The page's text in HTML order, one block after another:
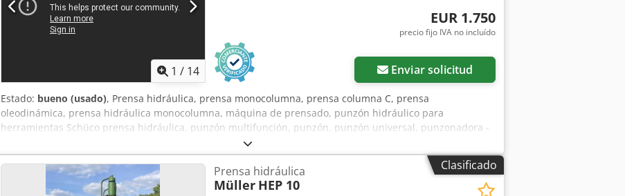
1 / 14
EUR 1.750
precio fijo IVA no incluído
Enviar solicitud
Estado: bueno (usado), Prensa hidráulica, prensa monocolumna, prensa columna C, prensa
oleodinámica, prensa hidráulica monocolumna, máquina de prensado, punzón hidráulico para
herramientas Schüco prensa hidráulica, punzón multifunción, punzón, punzón universal, punzonadora -
Prensa hidráulica: Prensa hidráulica monocolumna con topes en ambos lados Chjdpfxsu Scp Rj Ailea -
Fuerza de prensado: 15 toneladas -Grupo hidráulico: 220 bar -Carrera: 25 mm Pick-up: Ø 28 mm -Alcance:
100 mm -Mando: pedal -Dimensiones de montaje: 2575/800/H1350 mm -Dimensiones de transporte:
1260/800/H1350 mm -Peso: 223 kg
Clasificado
Prensa hidráulica
Müller HEP 10